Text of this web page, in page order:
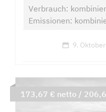
Verbrauch:
Emissionen:
9.
173,67 € netto /